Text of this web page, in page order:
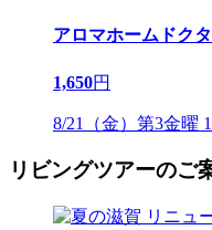
アロマホームドク
1,650円
8/21（金）第3金曜
リビングツアーのご